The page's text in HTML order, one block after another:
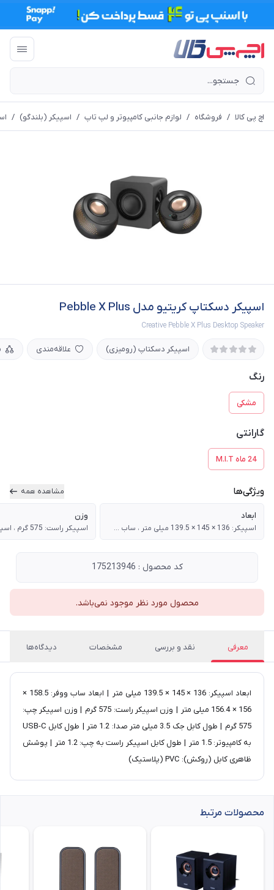
اچ پی کالا / فروشگاه / لوازم جانبی کامپیوتر و لپ تاپ / اسپیکر (بلندگو) /
اسپیکر دسکتاپ کریتیو مدل Pebble X Plus
Creative Pebble X Plus Desktop Speaker
اسپیکر دسکتاپ (رومیزی) علاقه‌مندی
رنگ
مشکی
گارانتی
24 ماه M.I.T
ویژگی‌ها مشاهده همه
ابعاد
اسپیکر: 136 × 145 × 139.5 میلی متر ، ساب ووفر: 158.5 × 156 × 156.4 میلی متر
وزن
اسپیکر راست: 575 گرم ، اسپیکر چپ: 575 گرم
کد محصول : 175213946
محصول مورد نظر موجود نمی‌باشد.
معرفی نقد و بررسی مشخصات دیدگاه‌ها
ابعاد اسپیکر: 136 × 145 × 139.5 میلی متر | ابعاد ساب ووفر: 158.5 ×
156 × 156.4 میلی متر | وزن اسپیکر راست: 575 گرم | وزن اسپیکر چپ:
575 گرم | طول کابل جک 3.5 میلی متر صدا: 1.2 متر | طول کابل USB-C
به کامپیوتر: 1.5 متر | طول کابل اسپیکر راست به چپ: 1.2 متر | پوشش
ظاهری کابل (روکش): PVC (پلاستیک)
محصولات مرتبط